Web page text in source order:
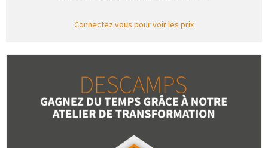
Connectez vous pour voir les prix